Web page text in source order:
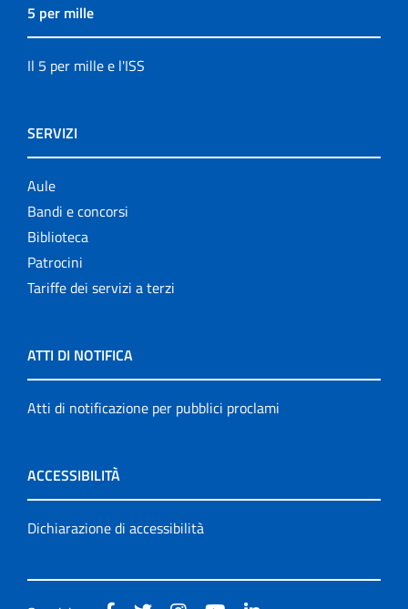
5 per mille
Il 5 per mille e l'ISS
SERVIZI
Aule
Bandi e concorsi
Biblioteca
Patrocini
Tariffe dei servizi a terzi
ATTI DI NOTIFICA
Atti di notificazione per pubblici proclami
ACCESSIBILITÀ
Dichiarazione di accessibilità